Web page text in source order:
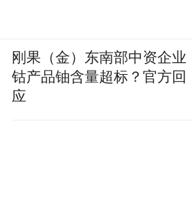
刚果（金）东南部中资企业
钴产品铀含量超标？官方回
应